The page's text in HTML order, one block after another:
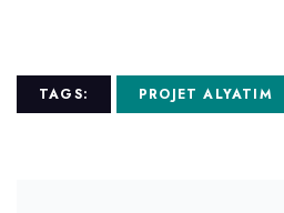
TAGS: PROJET ALYATIM